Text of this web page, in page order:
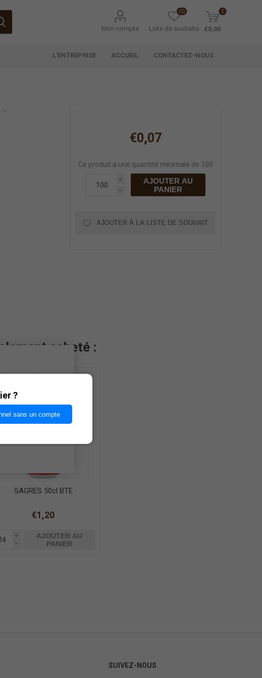
Mon compte Liste de souhaits
(0) 0
€0,00
L'ENTREPRISE ACCUEIL CONTACTEZ-NOUS
€0,07
Ce produit a une quantité minimale de 100
i
h
AJOUTER AU
PANIER
AJOUTER À LA LISTE DE SOUHAIT
acheté :
SAGRES 50cl BTE
€1,20
i
h
AJOUTER AU
PANIER
SUIVEZ-NOUS
nos services,
?
sans un compte